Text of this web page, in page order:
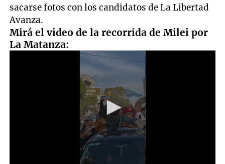
sacarse fotos con los candidatos de La Libertad
Avanza.
Mirá el video de la recorrida de Milei por
La Matanza: